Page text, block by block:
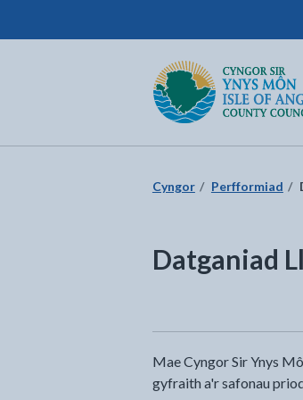
Cyngor Sir Ynys Môn
Dychwelyd i'r dudalen
Cyngor Perfformiad
Datganiad
Mae Cyngor Sir Ynys
gyfraith a'r safonau